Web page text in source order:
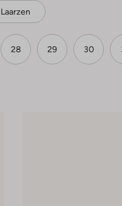
Laarzen
28 29 30